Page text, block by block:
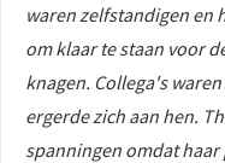
waren zelfstandigen en
om klaar te staan voor
knagen. Collega's
ergerde zich aan hen.
spanningen omdat